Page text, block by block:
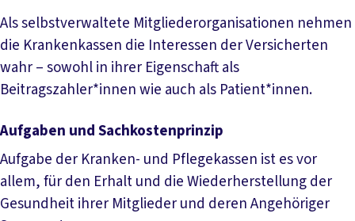
Als selbstverwaltete Mitgliederorganisationen nehmen
die Krankenkassen die Interessen der Versicherten
wahr – sowohl in ihrer Eigenschaft als
Beitragszahler*innen wie auch als Patient*innen.
Aufgaben und Sachkostenprinzip
Aufgabe der Kranken- und Pflegekassen ist es vor
allem, für den Erhalt und die Wiederherstellung der
Gesundheit ihrer Mitglieder und deren Angehöriger